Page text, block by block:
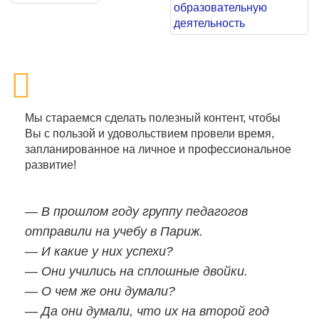
Мы стараемся сделать полезный контент, чтобы
Вы с пользой и удовольствием провели время,
запланированное на личное и профессиональное
развитие!
— В прошлом году группу педагогов
отправили на учебу в Париж.
— И какие у них успехи?
— Они учились на сплошные двойки.
— О чем же они думали?
— Да они думали, что их на второй год